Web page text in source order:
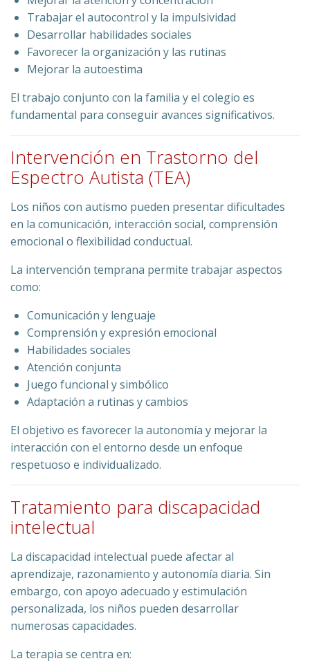
Trabajar el autocontrol y la impulsividad
Desarrollar habilidades sociales
Favorecer la organización y las rutinas
Mejorar la autoestima
El trabajo conjunto con la familia y el colegio es
fundamental para conseguir avances significativos.
Intervención en Trastorno del
Espectro Autista (TEA)
Los niños con autismo pueden presentar dificultades
en la comunicación, interacción social, comprensión
emocional o flexibilidad conductual.
La intervención temprana permite trabajar aspectos
como:
Comunicación y lenguaje
Comprensión y expresión emocional
Habilidades sociales
Atención conjunta
Juego funcional y simbólico
Adaptación a rutinas y cambios
El objetivo es favorecer la autonomía y mejorar la
interacción con el entorno desde un enfoque
respetuoso e individualizado.
Tratamiento para discapacidad
intelectual
La discapacidad intelectual puede afectar al
aprendizaje, razonamiento y autonomía diaria. Sin
embargo, con apoyo adecuado y estimulación
personalizada, los niños pueden desarrollar
numerosas capacidades.
La terapia se centra en: